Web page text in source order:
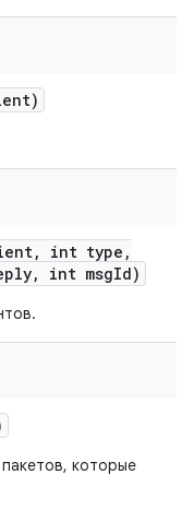
, int type ,
, int msgId)
которые